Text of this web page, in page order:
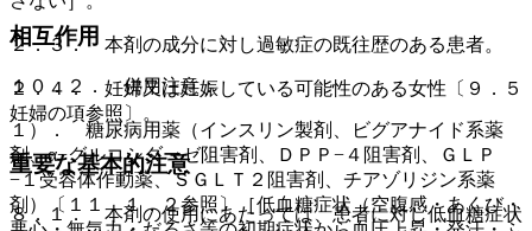
相互作用
１０．２． 併用注意：
１）． 糖尿病用薬（インスリン製剤、ビグアナイド系薬
剤、α−グルコシダーゼ阻害剤、ＤＰＰ−４阻害剤、ＧＬＰ
−１受容体作動薬、ＳＧＬＴ２阻害剤、チアゾリジン系薬
剤）〔１１．１．２参照〕［低血糖症状（空腹感・あくび・
２．３． 本剤の成分に対し過敏症の既往歴のある患者。
２．４． 妊婦又は妊娠している可能性のある女性〔９．５
妊婦の項参照〕。
重要な基本的注意
８．１． 本剤の使用にあたっては、患者に対し低血糖症状